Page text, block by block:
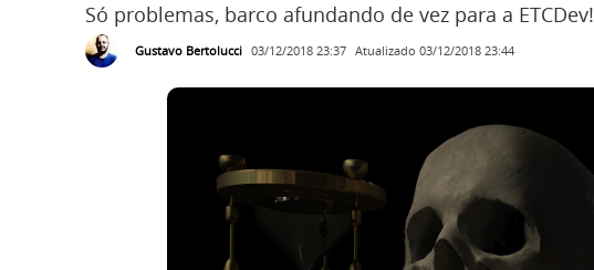
Só problemas, barco afundando de vez para a ETCDev!
Gustavo Bertolucci 03/12/2018 23:37 Atualizado 03/12/2018 23:44